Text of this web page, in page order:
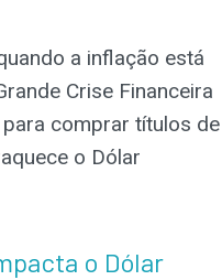
a inflação está
Crise Financeira
comprar títulos de
o Dólar
o Dólar